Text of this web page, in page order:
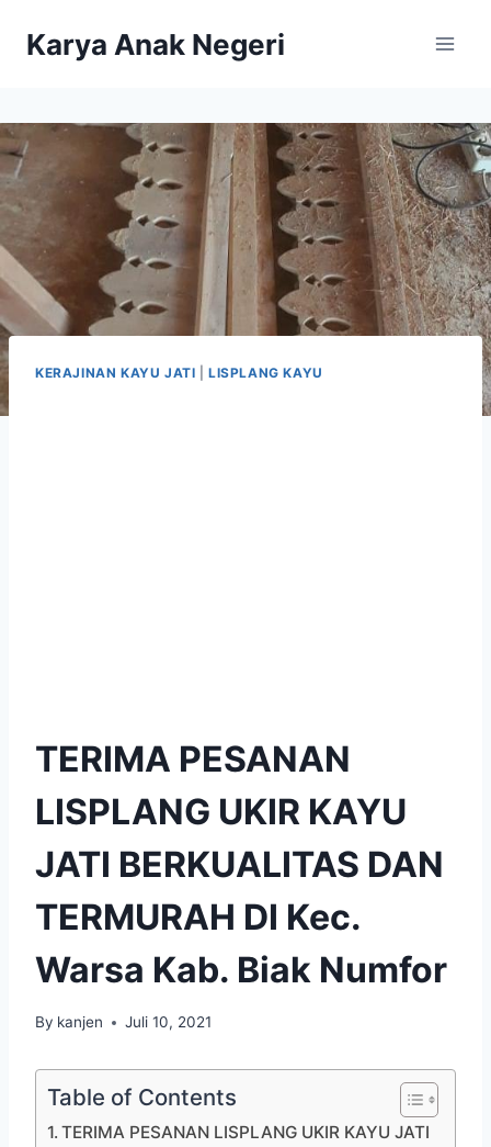
Karya Anak Negeri
KERAJINAN KAYU JATI |LISPLANG KAYU
TERIMA PESANAN
LISPLANG UKIR KAYU
JATI BERKUALITAS DAN
TERMURAH DI Kec.
Warsa Kab. Biak Numfor
By kanjen Juli 10, 2021
Table of Contents
TERIMA PESANAN LISPLANG UKIR KAYU JATI